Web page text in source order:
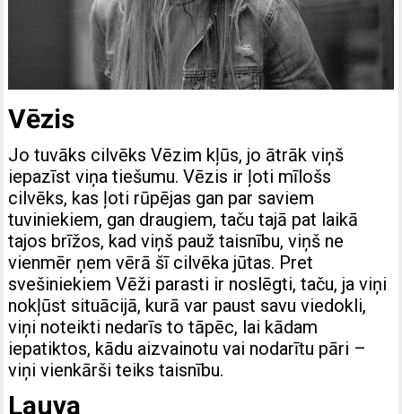
Vēzis
Jo tuvāks cilvēks Vēzim kļūs, jo ātrāk viņš
iepazīst viņa tiešumu. Vēzis ir ļoti mīlošs
cilvēks, kas ļoti rūpējas gan par saviem
tuviniekiem, gan draugiem, taču tajā pat laikā
tajos brīžos, kad viņš pauž taisnību, viņš ne
vienmēr ņem vērā šī cilvēka jūtas. Pret
svešiniekiem Vēži parasti ir noslēgti, taču, ja viņi
nokļūst situācijā, kurā var paust savu viedokli,
viņi noteikti nedarīs to tāpēc, lai kādam
iepatiktos, kādu aizvainotu vai nodarītu pāri –
viņi vienkārši teiks taisnību.
Lauva